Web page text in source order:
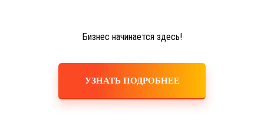
Бизнес начинается здесь!
УЗНАТЬ ПОДРОБНЕЕ